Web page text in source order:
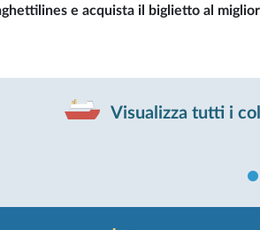
e acquista il biglietto al
Visualizza tutti i